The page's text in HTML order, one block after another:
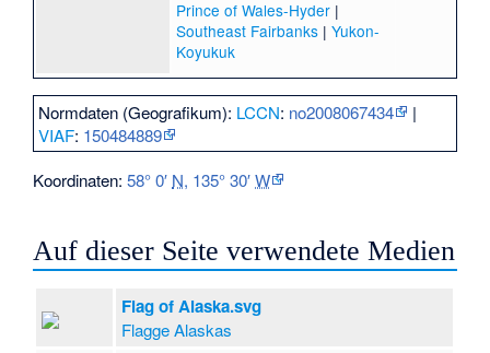
Prince of Wales-Hyder|
Southeast Fairbanks| Yukon-
Koyukuk
Normdaten (Geografikum): LCCN: no2008067434
|
VIAF: 150484889
Koordinaten:58° 0′ N, 135° 30′W
Auf dieser Seite verwendete Medien
Flag of Alaska.svg
Flagge Alaskas